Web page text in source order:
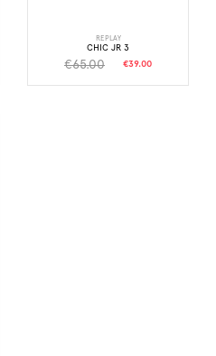
REPLAY
CHIC JR 3
€65.00 €39.00